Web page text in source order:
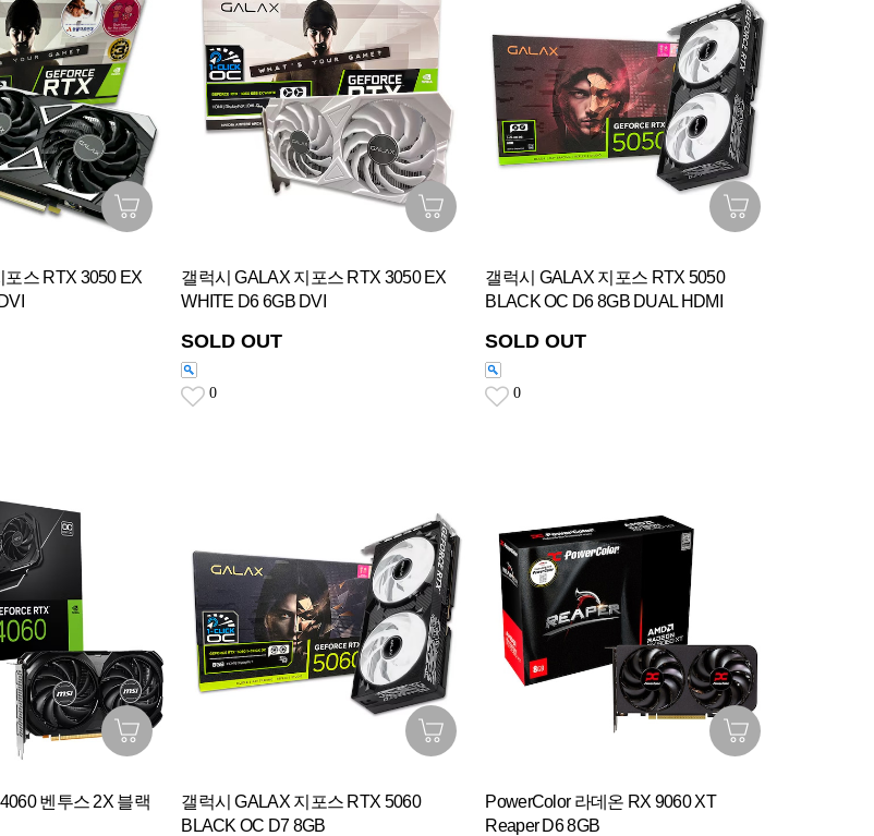
스 RTX 3050 EX
갤럭시 GALAX 지포스 RTX 3050 EX
WHITE D6 6GB DVI
SOLD OUT
0
갤럭시 GALAX 지포스 RTX 5050
BLACK OC D6 8GB DUAL HDMI
SOLD OUT
0
벤투스 2X 블랙
갤럭시 GALAX 지포스 RTX 5060
BLACK OC D7 8GB
PowerColor 라데온 RX 9060 XT
Reaper D6 8GB